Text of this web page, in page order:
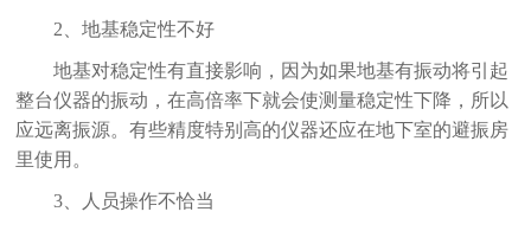
2、地基稳定性不好
地基对稳定性有直接影响，因为如果地基有振动将引起
整台仪器的振动，在高倍率下就会使测量稳定性下降，所以
应远离振源。有些精度特别高的仪器还应在地下室的避振房
里使用。
3、人员操作不恰当